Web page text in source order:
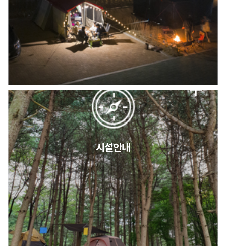
[6/1]전산시스템 점검 및 안정화에 따른 서비스 이용 제한 안내
시설안내